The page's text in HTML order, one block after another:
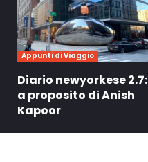
Appunti di Viaggio
Diario newyorkese 2.7:
a proposito di Anish
Kapoor